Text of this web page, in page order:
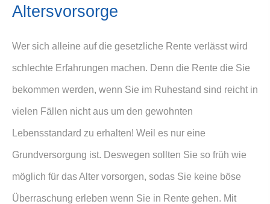
Alters­vorsorge
Wer sich alleine auf die gesetzliche Rente verlässt wird
schlechte Erfahrungen machen. Denn die Rente die Sie
bekommen werden, wenn Sie im Ruhestand sind reicht in
vielen Fällen nicht aus um den gewohnten
Lebensstandard zu erhalten! Weil es nur eine
Grundversorgung ist. Deswegen sollten Sie so früh wie
möglich für das Alter vorsorgen, sodas Sie keine böse
Überraschung erleben wenn Sie in Rente gehen. Mit